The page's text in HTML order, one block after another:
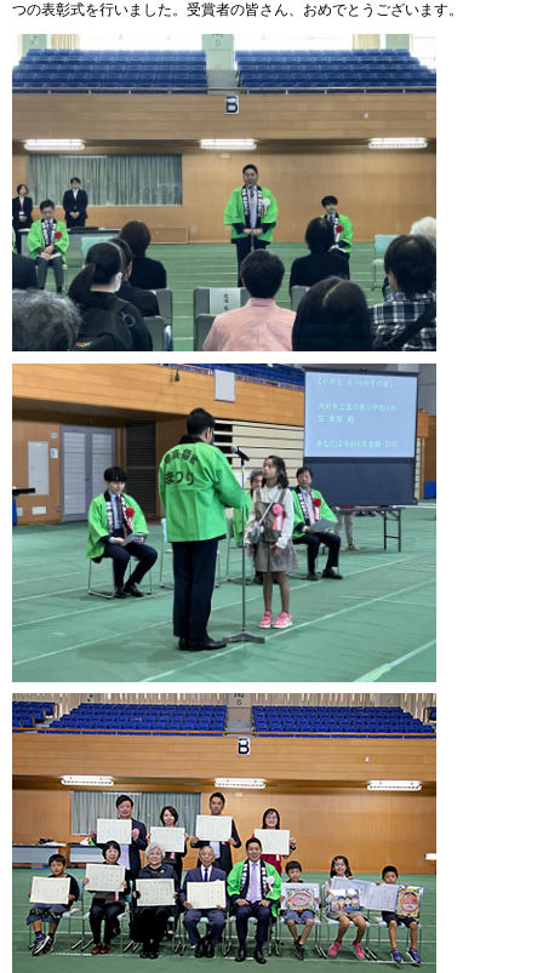
つの表彰式を行いました。受賞者の皆さん、おめでとうございます。